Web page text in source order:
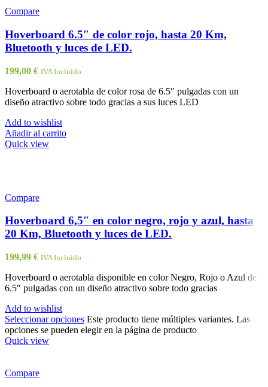
Compare
Hoverboard 6.5″ de color rojo, hasta 20 Km,
Bluetooth y luces de LED.
199,00 € IVA Incluido
Hoverboard o aerotabla de color rosa de 6.5″ pulgadas con un
diseño atractivo sobre todo gracias a sus luces LED
Add to wishlist
Añadir al carrito
Quick view
Compare
Hoverboard 6,5″ en color negro, rojo y azul, hasta
20 Km, Bluetooth y luces de LED.
199,99 € IVA Incluido
Hoverboard o aerotabla disponible en color Negro, Rojo o Azul de
6.5″ pulgadas con un diseño atractivo sobre todo gracias
Add to wishlist
Seleccionar opciones Este producto tiene múltiples variantes. Las
opciones se pueden elegir en la página de producto
Quick view
Compare